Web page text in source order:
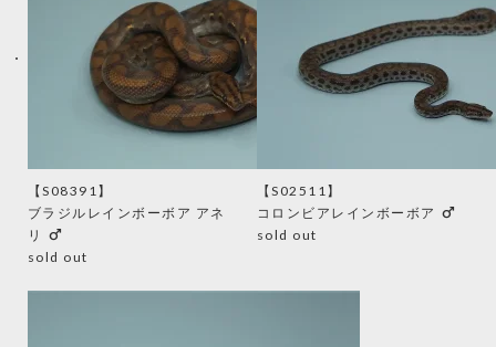
【S08391】
ブラジルレインボーボア アネ
リ
male
sold out
【S02511】
コロンビアレインボーボア male
sold out